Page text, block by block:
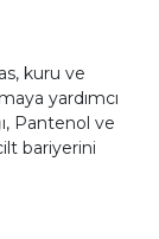
kuru ve
yardımcı
Pantenol ve
bariyerini